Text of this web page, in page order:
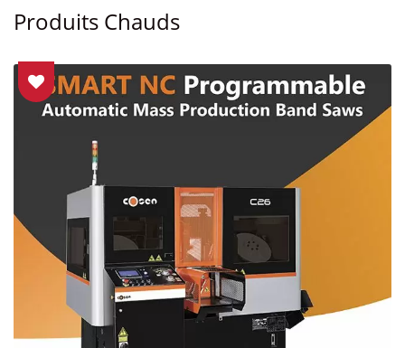
Produits Chauds